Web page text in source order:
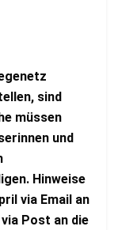
sind
müssen
und
Hinweise
via Email an
Post an die